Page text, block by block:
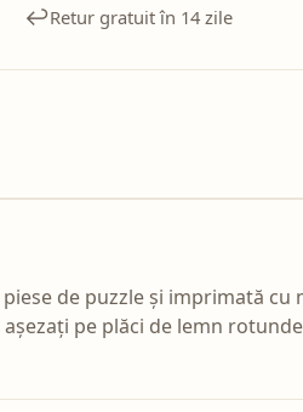
↩️Retur gratuit în 14 zile
de puzzle și imprimată
pe plăci de lemn